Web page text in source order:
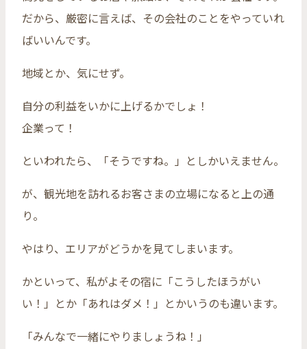
だから、厳密に言えば、その会社のことをやっていれ
ばいいんです。
地域とか、気にせず。
自分の利益をいかに上げるかでしょ！
企業って！
といわれたら、「そうですね。」としかいえません。
が、観光地を訪れるお客さまの立場になると上の通
り。
やはり、エリアがどうかを見てしまいます。
かといって、私がよその宿に「こうしたほうがい
い！」とか「あれはダメ！」とかいうのも違います。
「みんなで一緒にやりましょうね！」